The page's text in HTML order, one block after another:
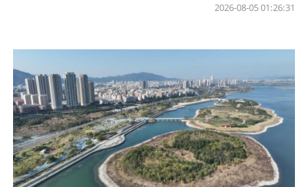
01:26:31 2026-08-05